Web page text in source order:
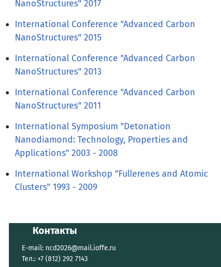
NanoStructures" 2017
International Conference "Advanced Carbon
NanoStructures" 2015
International Conference "Advanced Carbon
NanoStructures" 2013
International Conference "Advanced Carbon
NanoStructures" 2011
International Symposium "Detonation
Nanodiamond: Technology, Properties and
Applications" 2003 - 2008
International Workshop "Fullerenes and Atomic
Clusters" 1993 - 2009
Контакты
E-mail: ncd2026@mail.ioffe.ru
Тел.: +7 (812) 292 7143